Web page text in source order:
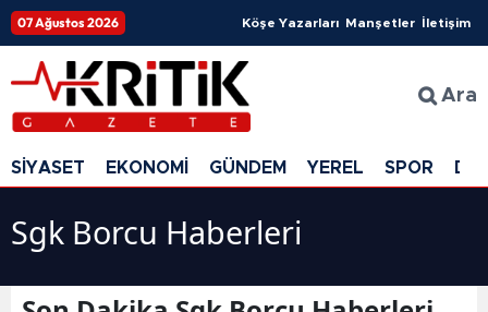
07 Ağustos 2026 Köşe Yazarları Manşetler İletişim
Ara
SİYASET EKONOMİ GÜNDEM YEREL SPOR
Sgk Borcu Haberleri